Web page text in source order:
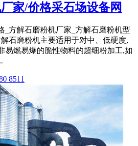
家/价格采石场设备网
_方解石磨粉机厂家_方解石磨粉机型
石磨粉机主要适用于对中、低硬度,
易燃易爆的脆性物料的超细粉加工,如
8511